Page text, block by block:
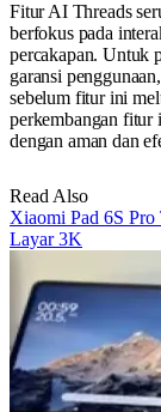
Fitur AI Threads
berfokus pada
percakapan. Untuk
garansi
sebelum fitur ini
perkembangan fitur
dengan aman dan
Read Also
Xiaomi Pad 6S Pro
Layar 3K